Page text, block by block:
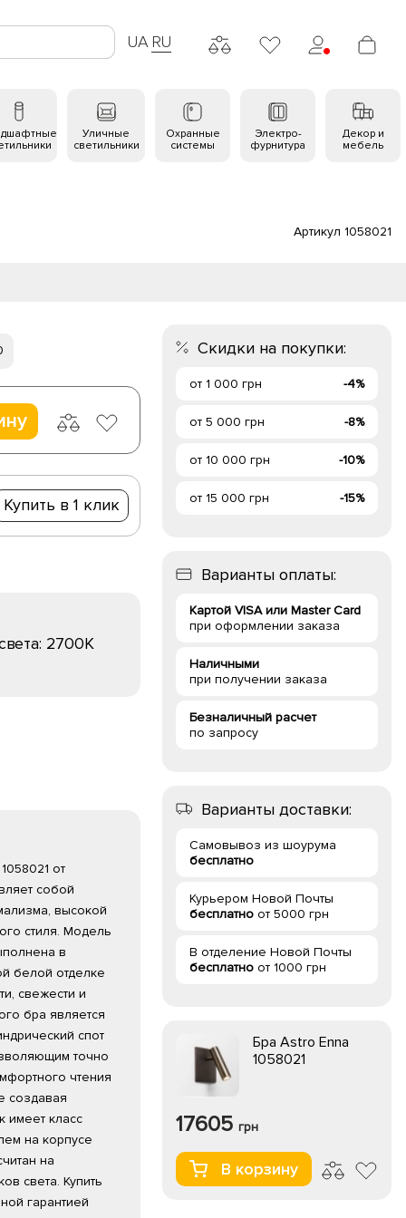
UA RU
Уличные
светильники
Охранные
системы
Электро-
фурнитура
Декор и
мебель
Артикул 1058021
Купить в 1 клик
2700K
от
собой
высокой
стиля. Модель
в
белой отделке
свежести и
бра является
спот
точно
чтения
создавая
имеет класс
на корпусе
на
света. Купить
гарантией
Скидки на покупки:
от 1 000 грн -4%
от 5 000 грн -8%
от 10 000 грн -10%
от 15 000 грн -15%
Варианты оплаты:
Картой VISA или Master Card
при оформлении заказа
Наличными
при получении заказа
Безналичный расчет
по запросу
Варианты доставки:
Самовывоз из шоурума
бесплатно
Курьером Новой Почты
бесплатно от 5000 грн
В отделение Новой Почты
бесплатно от 1000 грн
Бра Astro Enna
1058021
17605 грн
В корзину